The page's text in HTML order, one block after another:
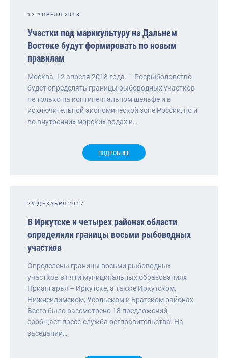
12 АПРЕЛЯ 2018
Участки под марикультуру на Дальнем
Востоке будут формировать по новым
правилам
Москва, 12 апреля 2018 года. – Росрыболовство
будет определять границы рыбоводных участков
не только на континентальном шельфе и в
исключительной экономической зоне России, но и
во внутренних морских водах и…
ПОДРОБНЕЕ
29 ДЕКАБРЯ 2017
В Иркутске и четырех районах области
определили границы восьми рыбоводных
участков
Определены границы восьми рыбоводных
участков в пяти муниципальных образованиях
Приангарья – Иркутске, а также Иркутском,
Нижнеилимском, Усольском и Братском районах.
Всего было рассмотрено 18 предложений,
сообщает пресс-служба регправительства. На
заседании…